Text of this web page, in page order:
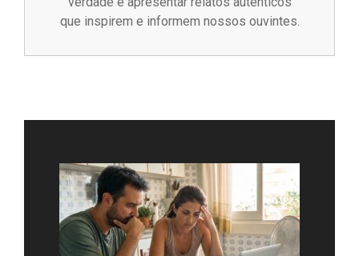
que inspirem e informem nossos ouvintes.